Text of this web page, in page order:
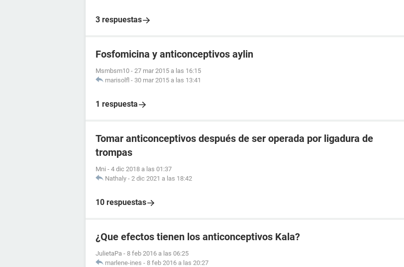
3 respuestas
Fosfomicina y anticonceptivos aylin
Msmbsm10 - 27 mar 2015 a las 16:15
marisolfl - 30 mar 2015 a las 13:41
1 respuesta
Tomar anticonceptivos después de ser operada por ligadura de
trompas
Mni - 4 dic 2018 a las 01:37
Nathaly - 2 dic 2021 a las 18:42
10 respuestas
¿Que efectos tienen los anticonceptivos Kala?
JulietaPa - 8 feb 2016 a las 06:25
marlene-ines - 8 feb 2016 a las 20:27